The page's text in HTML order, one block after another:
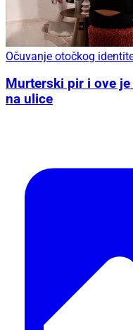
Očuvanje otočkog
Murterski pir i ove
na ulice